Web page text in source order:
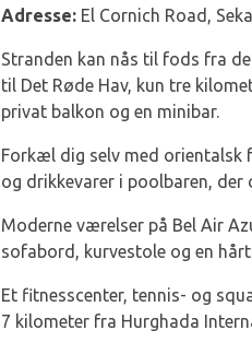
Adresse: El Cornich Road,
Stranden kan nås til fods fra
til Det Røde Hav, kun tre
privat balkon og en minibar.
Forkæl dig selv med orientalsk
og drikkevarer i poolbaren, der
Moderne værelser på Bel Air
sofabord, kurvestole og en
Et fitnesscenter, tennis- og
7 kilometer fra Hurghada